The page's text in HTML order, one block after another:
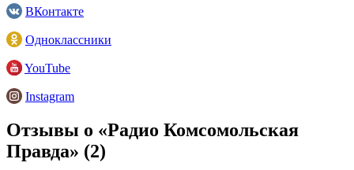
ВКонтакте
Одноклассники
YouTube
Instagram
Отзывы о «Радио Комсомольская
Правда» (2)